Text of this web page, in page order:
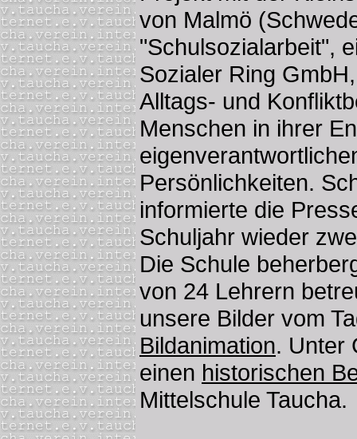
von Malmö
"Schulsozialarbeit",
Sozialer Ring
Alltags- und
Menschen in ihrer
Persönlichkeiten.
informierte die
Schuljahr wieder
Die Schule
von 24 Lehrern
unsere Bilder vom
Bildanimation. Unter
einen historischen
Mittelschule Taucha.